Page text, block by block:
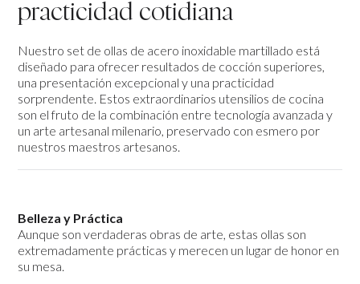
practicidad cotidiana
Nuestro set de ollas de acero inoxidable martillado está
diseñado para ofrecer resultados de cocción superiores,
una presentación excepcional y una practicidad
sorprendente. Estos extraordinarios utensilios de cocina
son el fruto de la combinación entre tecnología avanzada y
un arte artesanal milenario, preservado con esmero por
nuestros maestros artesanos.
Belleza y Práctica
Aunque son verdaderas obras de arte, estas ollas son
extremadamente prácticas y merecen un lugar de honor en
su mesa.